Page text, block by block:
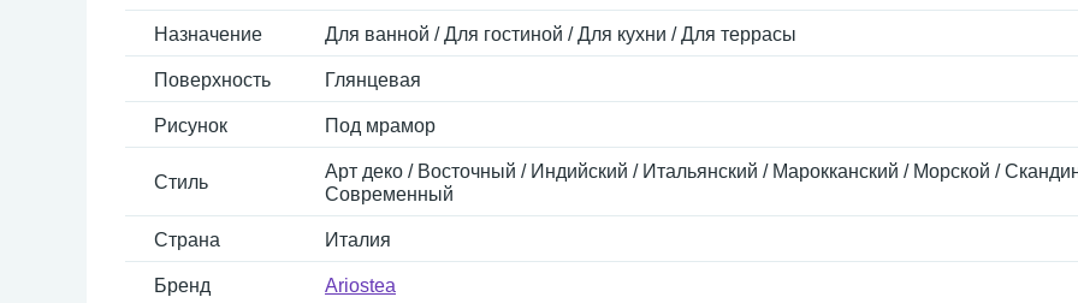
Назначение Для ванной / Для гостиной / Для кухни / Для террасы
Поверхность Глянцевая
Рисунок Под мрамор
Стиль
Арт деко / Восточный / Индийский / Итальянский / Марокканский / Морской /
Современный
Страна Италия
Бренд Ariostea